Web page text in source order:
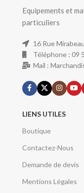
Equipements et
particuliers
16 Rue
Téléphone : 09
Mail :
LIENS UTILES
Boutique
Contactez-Nous
Demande de devis
Mentions Légales